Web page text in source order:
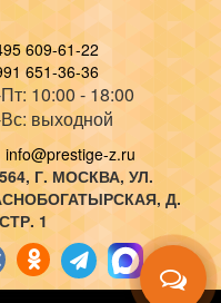
609-61-22
651-36-36
10:00 - 18:00
выходной
info@prestige-z.ru
, Г. МОСКВА, УЛ.
Д.
1